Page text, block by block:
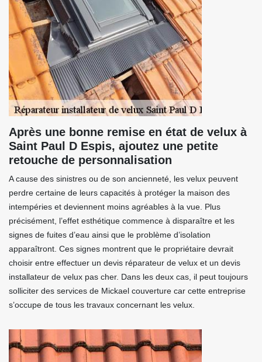
Après une bonne remise en état de velux à
Saint Paul D Espis, ajoutez une petite
retouche de personnalisation
A cause des sinistres ou de son ancienneté, les velux peuvent
perdre certaine de leurs capacités à protéger la maison des
intempéries et deviennent moins agréables à la vue. Plus
précisément, l’effet esthétique commence à disparaître et les
signes de fuites d’eau ainsi que le problème d’isolation
apparaîtront. Ces signes montrent que le propriétaire devrait
choisir entre effectuer un devis réparateur de velux et un devis
installateur de velux pas cher. Dans les deux cas, il peut toujours
solliciter des services de Mickael couverture car cette entreprise
s’occupe de tous les travaux concernant les velux.